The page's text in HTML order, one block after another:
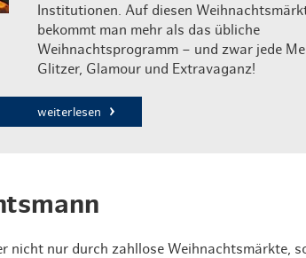
Institutionen. Auf diesen
bekommt man mehr als das übliche
Weihnachtsprogramm – und zwar jede
Glitzer, Glamour und Extravaganz!
weiterlesen
nicht nur durch zahllose Weihnachtsmärkte,